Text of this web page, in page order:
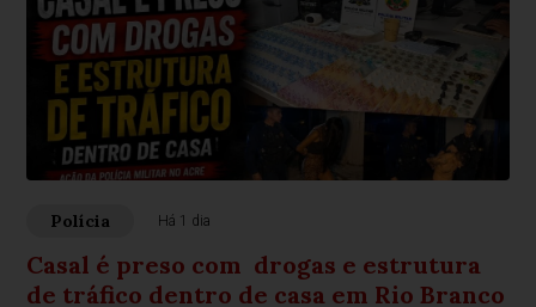
Polícia Há 1 dia
Casal é preso com drogas e estrutura
de tráfico dentro de casa em Rio Branco